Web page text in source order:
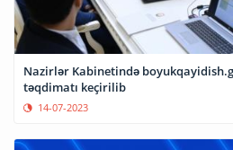
Nazirlər Kabinetində
təqdimatı keçirilib
14-07-2023